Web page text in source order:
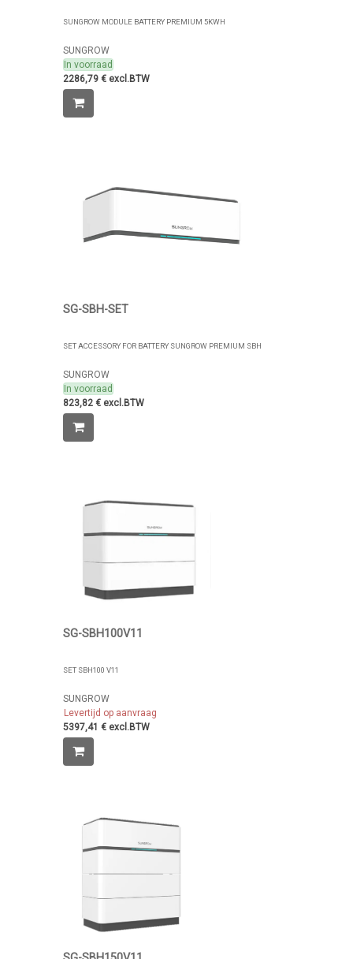
SUNGROW MODULE BATTERY PREMIUM 5KWH
SUNGROW
In voorraad
2286,79 € excl.BTW
SG-SBH-SET
SET ACCESSORY FOR BATTERY SUNGROW PREMIUM SBH
SUNGROW
In voorraad
823,82 € excl.BTW
SG-SBH100V11
SET SBH100 V11
SUNGROW
Levertijd op aanvraag
5397,41 € excl.BTW